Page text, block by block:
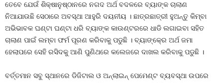
ତେବେ ଯେଉଁ ଶିକ୍ଷାନୁଷ୍ଠାନରେ ନଗଦ ଅର୍ଥ ବଦଳରେ ବ୍ୟାଙ୍କ ଚାଲାଣ
ନିଆଯାଉଛି ସେଠାରେ ଅବସ୍ଥା ଆହୁରି ଦୟନୀୟ । ଛାତ୍ରଛାତ୍ରୀ ହୁଅନ୍ତୁ କିମ୍ବା
ଅଭିଭାବକ ଘଣ୍ଟା ଘଣ୍ଟା ଧରି ବ୍ୟାଙ୍କ କାଉଣ୍ଟରରେ ଧାଡି ଲଗାଇବା ସହିତ
ଚାଲାଣ ପାଇଁ ଲମ୍ବା ଫର୍ମ ପୂରଣ କରିବାକୁ ପଡୁଛି । ବ୍ୟାଙ୍କ୍‍ରେ ଅର୍ଥ ଜମା
ହେଲାପରେ ସେହି ରସିଦକୁ ଆଣି ପୁଣିଥରେ କଲେଜରେ ଦାଖଲ କରିବାକୁ ପଡୁଛି ।
ବର୍ତ୍ତମାନ ସବୁ ସ୍ଥାନରେ ଡିଜିଟାଲ ଓ ଅନ୍‍ଲାଇନ୍‍ ପେମେଣ୍ଟ ବ୍ୟବସ୍ଥା ଉପରେ